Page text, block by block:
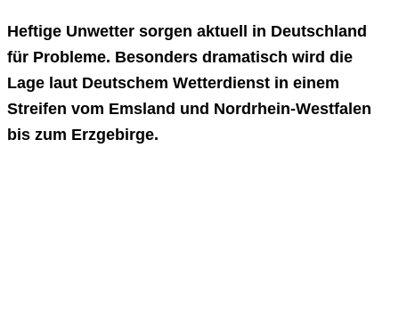
Heftige Unwetter sorgen aktuell in Deutschland
für Probleme. Besonders dramatisch wird die
Lage laut Deutschem Wetterdienst in einem
Streifen vom Emsland und Nordrhein-Westfalen
bis zum Erzgebirge.